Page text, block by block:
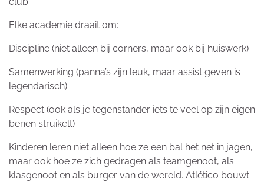
Elke academie draait om:
Discipline (niet alleen bij corners, maar ook bij huiswerk)
Samenwerking (panna’s zijn leuk, maar assist geven is
legendarisch)
Respect (ook als je tegenstander iets te veel op zijn eigen
benen struikelt)
Kinderen leren niet alleen hoe ze een bal het net in jagen,
maar ook hoe ze zich gedragen als teamgenoot, als
klasgenoot en als burger van de wereld. Atlético bouwt